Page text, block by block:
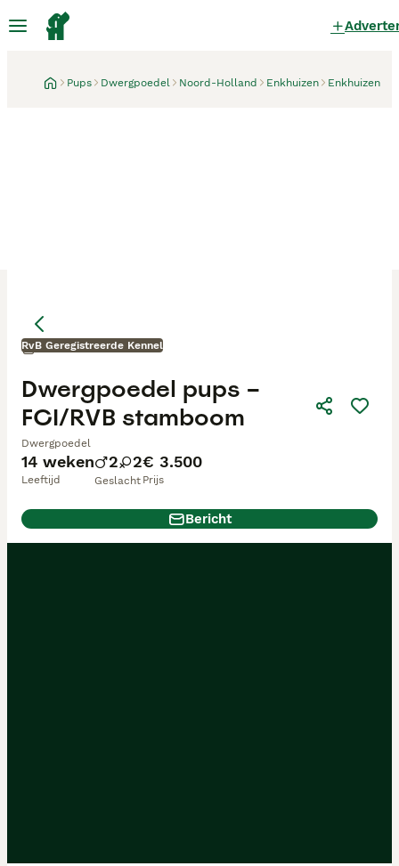
Pups Dwergpoedel Noord-Holland Enkhuizen Enkhuizen
RvB Geregistreerde Kennel
14 weken
Leeftijd
2 2
Geslacht
€ 3.500
Prijs
Dwergpoedel pups –
FCI/RVB stamboom
Dwergpoedel
Enkhuizen
Bericht